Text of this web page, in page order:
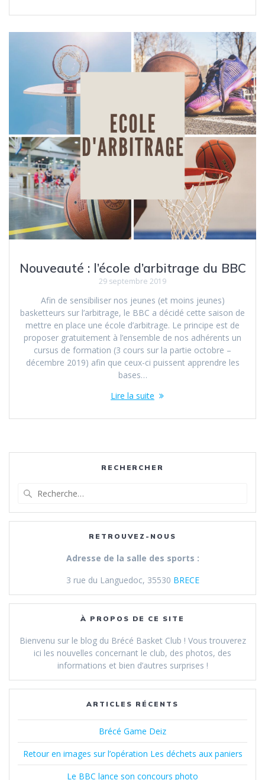
Nouveauté : l’école d’arbitrage du BBC
29 septembre 2019
Afin de sensibiliser nos jeunes (et moins jeunes)
basketteurs sur l’arbitrage, le BBC a décidé cette saison de
mettre en place une école d’arbitrage. Le principe est de
proposer gratuitement à l’ensemble de nos adhérents un
cursus de formation (3 cours sur la partie octobre –
décembre 2019) afin que ceux-ci puissent apprendre les
bases…
Lire la suite
RECHERCHER
:
RETROUVEZ-NOUS
Adresse de la salle des sports :
3 rue du Languedoc, 35530 BRECE
À PROPOS DE CE SITE
Bienvenu sur le blog du Brécé Basket Club ! Vous trouverez
ici les nouvelles concernant le club, des photos, des
informations et bien d’autres surprises !
ARTICLES RÉCENTS
Brécé Game Deiz
Retour en images sur l’opération Les déchets aux paniers
Le BBC lance son concours photo